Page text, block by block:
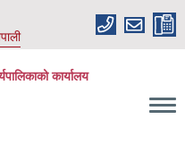
कार्यालय